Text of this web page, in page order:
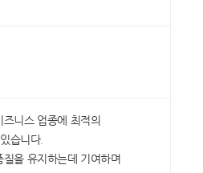
니스 업종에 최적의
습니다.
을 유지하는데 기여하며